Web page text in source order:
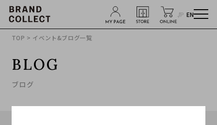
JP EN
TOP > イベント&ブログ一覧
BLOG
ブログ